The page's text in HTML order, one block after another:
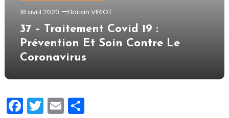
18 avril 2020 Florian VIRIOT
37 – Traitement Covid 19 :
Prévention Et Soin Contre Le
Coronavirus
Facebook
Twitter
EmailPartager